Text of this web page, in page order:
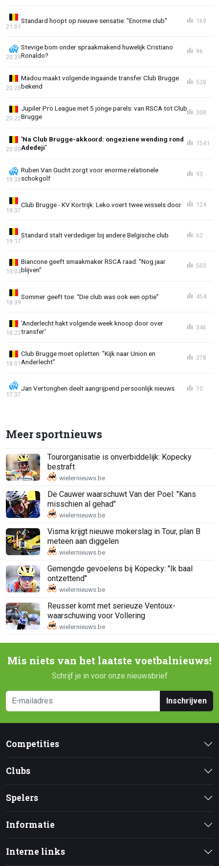
Standard hoopt op nieuwe sensatie: "Enorme club"
21:01
169
Stevige bom onder spraakmakend huwelijk Cristiano
Ronaldo?
20:39
96
Madou maakt volgende ingaande transfer Club Brugge
bekend
20:28
528
Jupiler Pro League met 5 jonge parels: van RSCA tot Club
Brugge
20:22
308
'Na Club Brugge-akkoord: ongeziene wending rond
Adedeji'
20:00
1541
Ruben Van Gucht zorgt voor enorme relationele
schokgolf
19:38
93
Club Brugge - KV Kortrijk: Leko voert twee wissels door
19:37
124
Standard stalt verdediger bij andere Belgische club
19:17
62
Biancone geeft smaakmaker RSCA raad: "Nog jaar
blijven"
19:04
503
Sommer geeft toe: “Die club was ook een optie”
18:39
454
'Anderlecht hakt volgende week knoop door over
transfer'
18:22
346
Club Brugge moet opletten: "Kijk naar Union en
Anderlecht"
18:01
378
Jan Vertonghen deelt aangrijpend persoonlijk nieuws
17:37
70
Meer sportnieuws
Tourorganisatie is onverbiddelijk: Kopecky
bestraft
De Cauwer waarschuwt Van der Poel: "Kans
misschien al gehad"
Visma krijgt nieuwe mokerslag in Tour, plan B
meteen aan diggelen
Gemengde gevoelens bij Kopecky: "Ik baal
ontzettend"
Reusser komt met serieuze Ventoux-
waarschuwing voor Vollering
Mis niets van het laatste voetbalnieuws!
Schrijf je in voor onze nieuwsbrief
Inschrijven
Competities
Clubs
Spelers
Informatie
Interne links